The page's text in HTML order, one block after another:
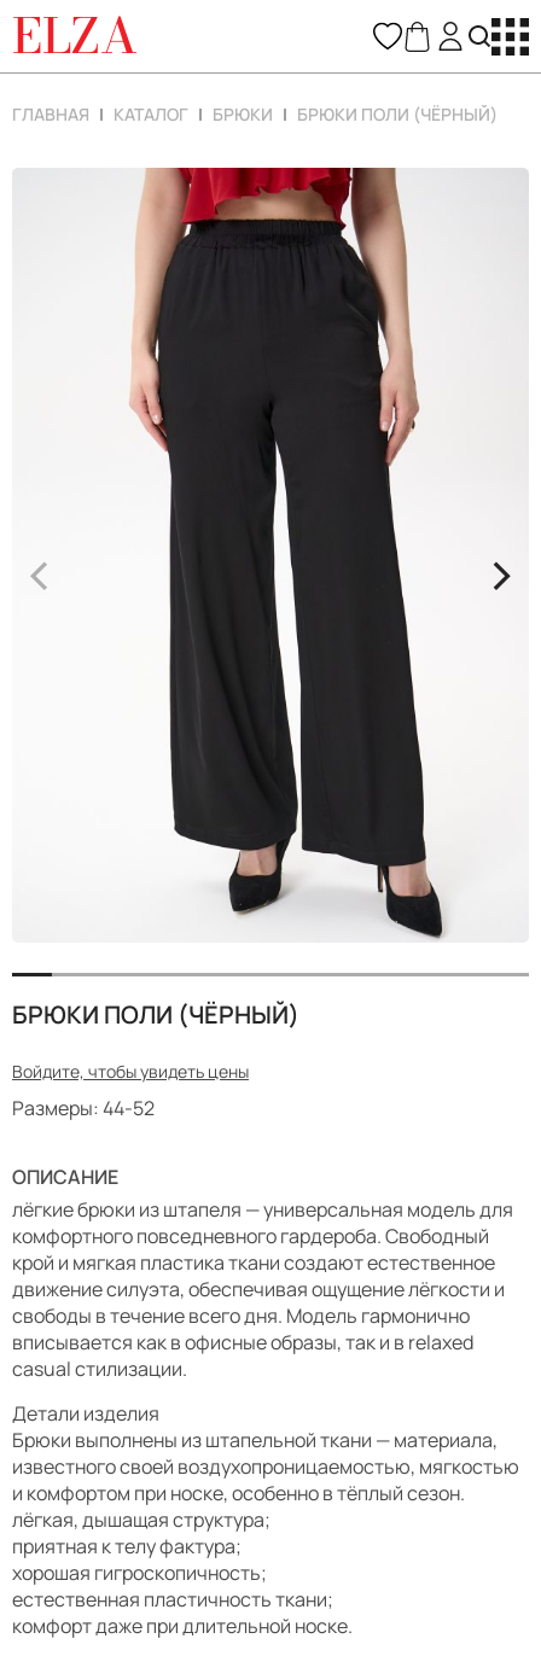
ELZA
ГЛАВНАЯ КАТАЛОГ БРЮКИ БРЮКИ ПОЛИ (ЧЁРНЫЙ)
< >
БРЮКИ ПОЛИ (ЧЁРНЫЙ)
Войдите, чтобы увидеть цены
Размеры: 44-52
ОПИСАНИЕ
лёгкие брюки из штапеля — универсальная модель для
комфортного повседневного гардероба. Свободный
крой и мягкая пластика ткани создают естественное
движение силуэта, обеспечивая ощущение лёгкости и
свободы в течение всего дня. Модель гармонично
вписывается как в офисные образы, так и в relaxed
casual стилизации.
Детали изделия
Брюки выполнены из штапельной ткани — материала,
известного своей воздухопроницаемостью, мягкостью
и комфортом при носке, особенно в тёплый сезон.
лёгкая, дышащая структура;
приятная к телу фактура;
хорошая гигроскопичность;
естественная пластичность ткани;
комфорт даже при длительной носке.